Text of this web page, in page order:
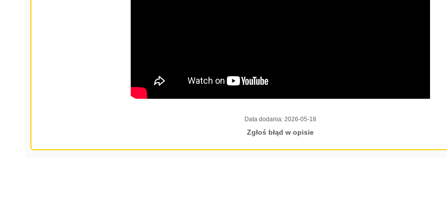
Data dodania: 2026-05-18
Zgłoś błąd w opisie